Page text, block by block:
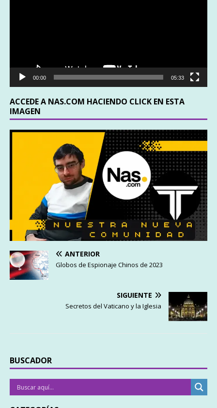
00:00 05:33
ACCEDE A NAS.COM HACIENDO CLICK EN ESTA
IMAGEN
ANTERIOR
Globos de Espionaje Chinos de 2023
SIGUIENTE
Secretos del Vaticano y la Iglesia
BUSCADOR